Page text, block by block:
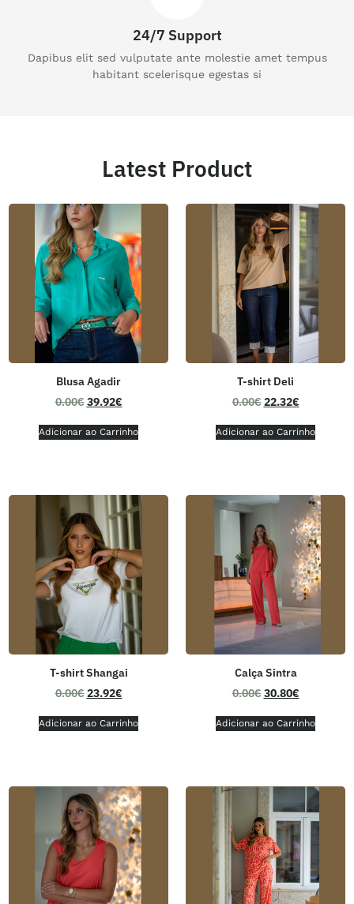
24/7 Support
Dapibus elit sed vulputate ante molestie amet tempus
habitant scelerisque egestas si
Latest Product
Blusa Agadir
0.00€39.92€
Adicionar ao Carrinho
T-shirt Deli
0.00€22.32€
Adicionar ao Carrinho
T-shirt Shangai
0.00€23.92€
Adicionar ao Carrinho
Calça Sintra
0.00€30.80€
Adicionar ao Carrinho